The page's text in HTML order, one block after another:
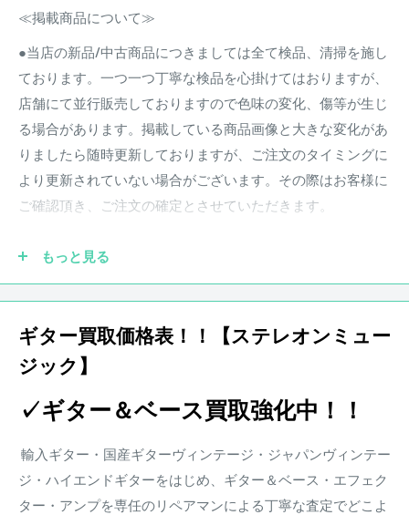
・掲載画像に写っているものが全ての付属品です。
・中古品のため、付属品に使用感や多少の傷みがある場合が
・商品ランクは付属品の状態を含みません。
■試奏などによる細かい傷は割愛しております。
■スペック、詳細などはメーカーHP等をご確認ください。
店頭での試奏などにより、細かな擦り傷等が発生する可能性
商品状態は担当者の主観によるものとなります。
画像と合わせてご確認ください。
≪掲載商品について≫
●当店の新品/中古商品につきましては全て検品、清掃を施し
ております。一つ一つ丁寧な検品を心掛けてはおりますが、
店舗にて並行販売しておりますので色味の変化、傷等が生じ
る場合があります。掲載している商品画像と大きな変化があ
りましたら随時更新しておりますが、ご注文のタイミングに
より更新されていない場合がございます。その際はお客様に
ご確認頂き、ご注文の確定とさせていただきます。
干異なる場合がございます。予めご了承ください。
●保証書が付属している商品につきましては購入から1年とな
ります。保証期
間中、正常なご使用状況のもとで発生した故
障につきましては、無料で調整・修理致します。
楽器本体に対する保証となります。消耗部品、付属品、セッ
ト等に含まれる楽器本体以外の商品に関しましては保証の対
象外となります。また、配送にかかる費用は原則お客様負担
もっと見る
ギター買取価格表！！【ステレオンミュー
ジック】
✓ギター＆ベース買取強化中！！
輸入ギター・国産ギターヴィンテージ・ジャパンヴィンテー
ジ・ハイエンドギターをはじめ、ギター＆ベース・エフェク
ター・アンプを専任のリペアマンによる丁寧な査定でどこよ